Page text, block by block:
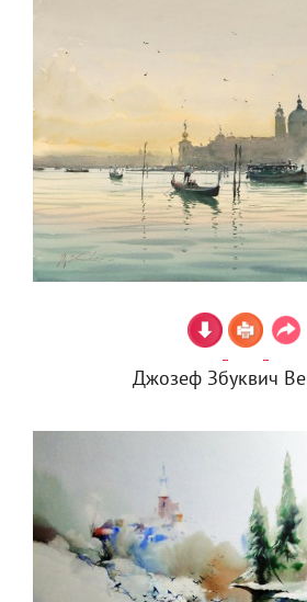
Джозеф Збуквич